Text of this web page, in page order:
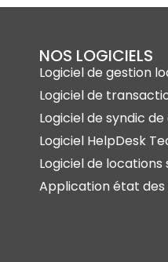
NOS LOGICIELS
Logiciel de gestion
Logiciel de
Logiciel de syndic
Logiciel HelpDesk
Logiciel de locations
Application état des